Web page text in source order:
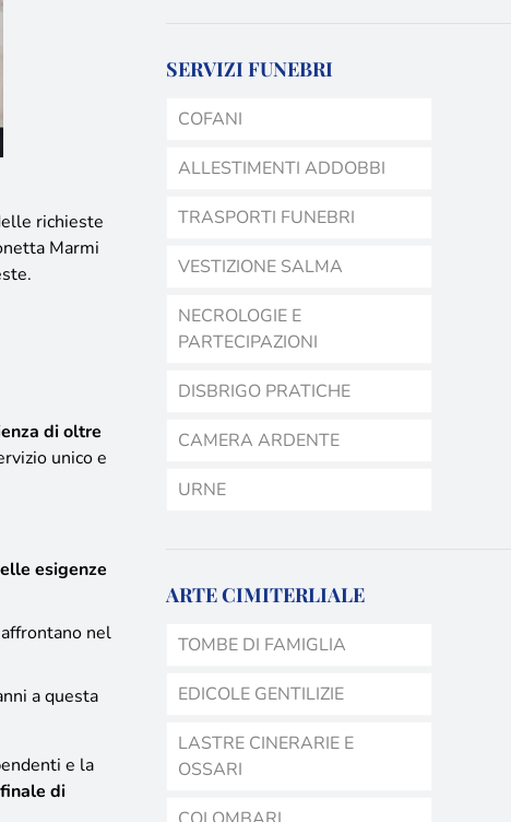
richieste
Marmi
di oltre
unico e
esigenze
nel
a questa
e la
di
SERVIZI FUNEBRI
COFANI
ALLESTIMENTI ADDOBBI
TRASPORTI FUNEBRI
VESTIZIONE SALMA
NECROLOGIE E
PARTECIPAZIONI
DISBRIGO PRATICHE
CAMERA ARDENTE
URNE
ARTE CIMITERLIALE
TOMBE DI FAMIGLIA
EDICOLE GENTILIZIE
LASTRE CINERARIE E
OSSARI